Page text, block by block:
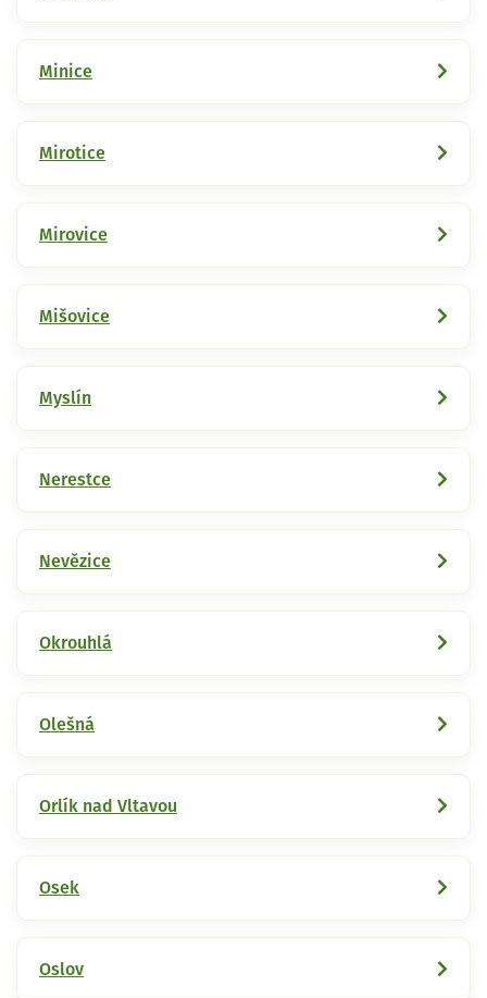
Minice
Mirotice
Mirovice
Mišovice
Myslín
Nerestce
Nevězice
Okrouhlá
Olešná
Orlík nad Vltavou
Osek
Oslov